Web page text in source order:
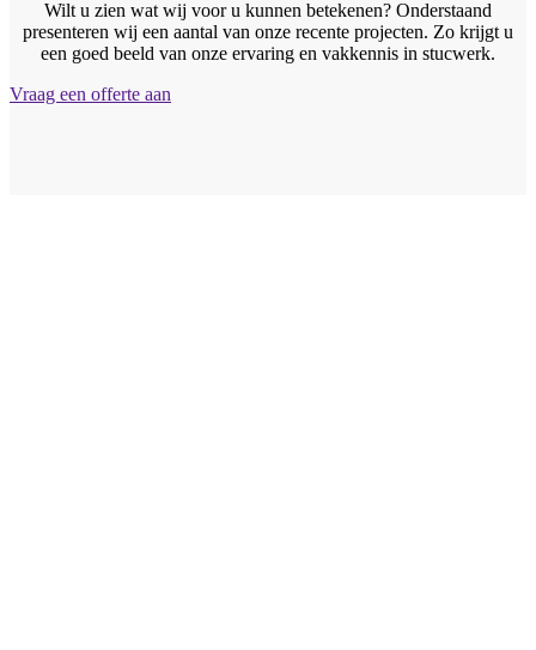
Wilt u zien wat wij voor u kunnen betekenen? Onderstaand
presenteren wij een aantal van onze recente projecten. Zo krijgt u
een goed beeld van onze ervaring en vakkennis in stucwerk.
Vraag een offerte aan